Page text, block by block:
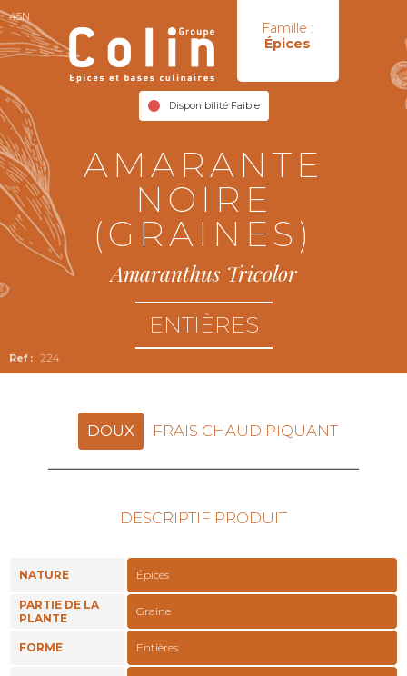
Famille :
Épices
Disponibilité Faible
45N
224
AMARANTE
NOIRE
(GRAINES)
Amaranthus Tricolor
ENTIÈRES
DOUX FRAIS CHAUD PIQUANT
DESCRIPTIF PRODUIT
NATURE Épices
PARTIE DE LA
PLANTE
Graine
FORME Entières